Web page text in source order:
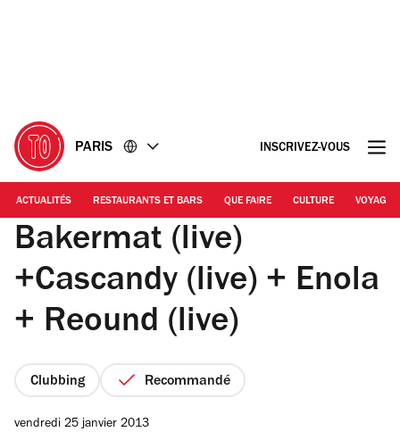
PARIS INSCRIVEZ-VOUS
ACTUALITÉS RESTAURANTS ET BARS QUE FAIRE CULTURE VOYAGE
Bakermat (live)
+Cascandy (live) + Enola
+ Reound (live)
Clubbing Recommandé
vendredi 25 janvier 2013